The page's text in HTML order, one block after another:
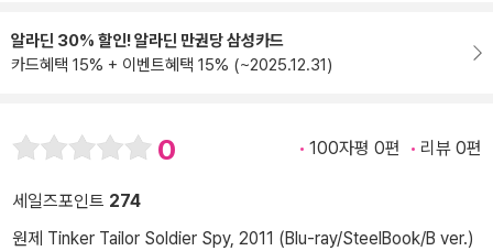
알라딘 30% 할인! 알라딘 만권당 삼성카드
카드혜택 15% + 이벤트혜택 15% (~2025.12.31)
0 100자평 0편 리뷰 0편
세일즈포인트 274
원제 Tinker Tailor Soldier Spy, 2011 (Blu-ray/SteelBook/B ver.)